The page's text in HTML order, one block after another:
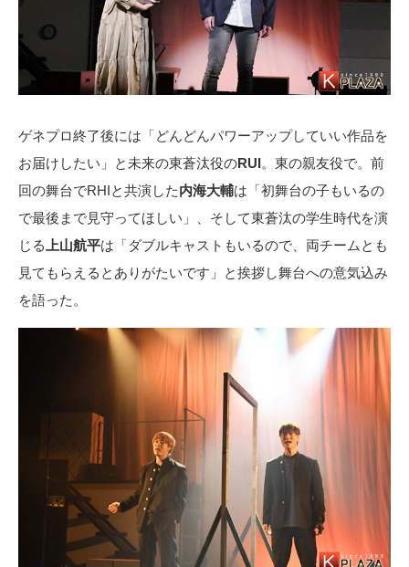
ゲネプロ終了後には「どんどんパワーアップしていい作品を
お届けしたい」と未来の東蒼汰役のRUI。東の親友役で。前
回の舞台でRHIと共演した内海大輔は「初舞台の子もいるの
で最後まで見守ってほしい」、そして東蒼汰の学生時代を演
じる 上山航平は「ダブルキャストもいるので、両チームとも
見てもらえるとありがたいです」と挨拶し舞台への意気込み
を語った。